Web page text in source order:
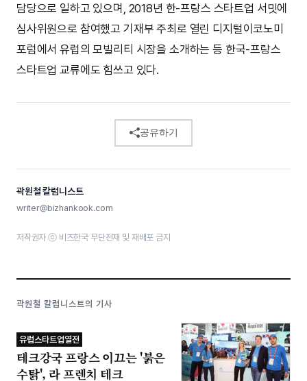
담당으로 일하고 있으며, 2018년 한-프랑스 스타트업 서밋에
심사위원으로 참여했고 기재부 주최로 열린 디지털이코노미
포럼에서 유럽의 모빌리티 시장을 소개하는 등 한국-프랑스
스타트업 교류에도 힘쓰고 있다.
공유하기
곽원철 칼럼니스트
writer@bizhankook.com
저작권자 ⓒ 비즈한국 무단전재 및 재배포 금지
곽원철 칼럼니스트의 기사
유럽스타트업열전
테크강국 프랑스 이끄는 '붉은
수탉', 라 프렌치 테크